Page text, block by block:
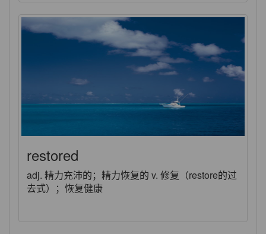
restored
adj. 精力充沛的；精力恢复的 v. 修复（restore的过
去式）；恢复健康